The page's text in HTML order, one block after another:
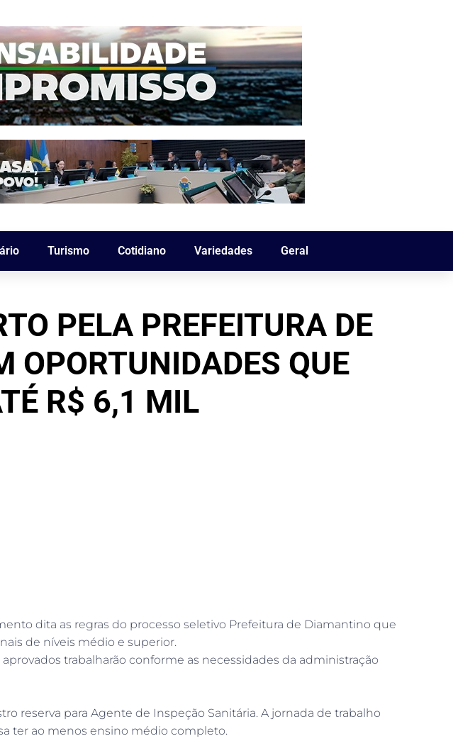
Turismo Cotidiano Variedades Geral
PELA PREFEITURA DE
OPORTUNIDADES QUE
R$ 6,1 MIL
dita as regras do processo seletivo Prefeitura de Diamantino que
de níveis médio e superior.
trabalharão conforme as necessidades da administração
reserva para Agente de Inspeção Sanitária. A jornada de trabalho
ter ao menos ensino médio completo.